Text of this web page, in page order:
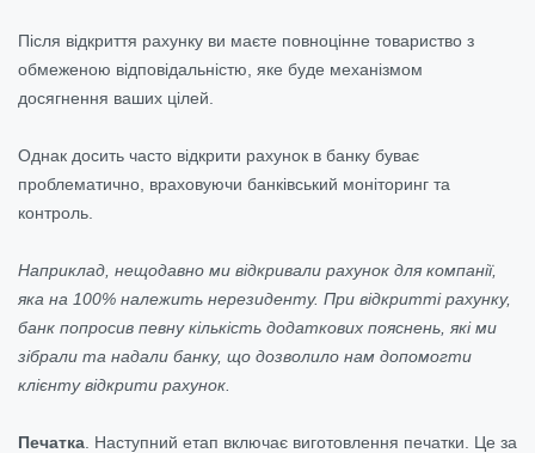
Після відкриття рахунку ви маєте повноцінне товариство з
обмеженою відповідальністю, яке буде механізмом
досягнення ваших цілей.
Однак досить часто відкрити рахунок в банку буває
проблематично, враховуючи банківський моніторинг та
контроль.
Наприклад, нещодавно ми відкривали рахунок для компанії,
яка на 100% належить нерезиденту. При відкритті рахунку,
банк попросив певну кількість додаткових пояснень, які ми
зібрали та надали банку, що дозволило нам допомогти
клієнту відкрити рахунок.
Печатка Наступний етап включає виготовлення печатки. Це за